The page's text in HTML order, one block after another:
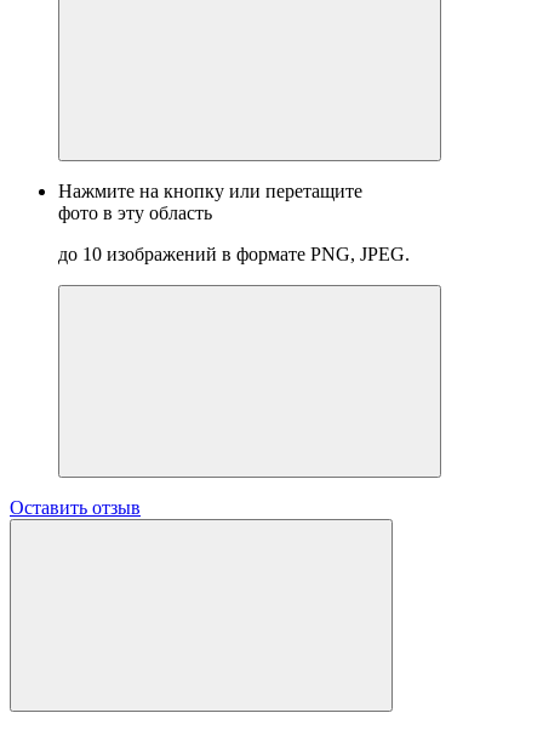
Нажмите на кнопку или перетащите
фото в эту область
до 10 изображений в формате PNG, JPEG.
Оставить отзыв